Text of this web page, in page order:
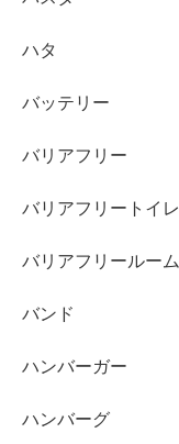
ハタ
バッテリー
バリアフリー
バリアフリートイレ
バリアフリールーム
バンド
ハンバーガー
ハンバーグ